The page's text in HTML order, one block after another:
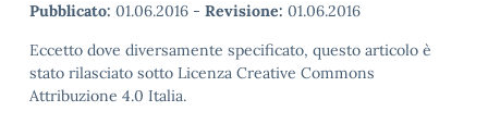
Pubblicato: 01.06.2016 - Revisione: 01.06.2016
Eccetto dove diversamente specificato, questo articolo è
stato rilasciato sotto Licenza Creative Commons
Attribuzione 4.0 Italia.